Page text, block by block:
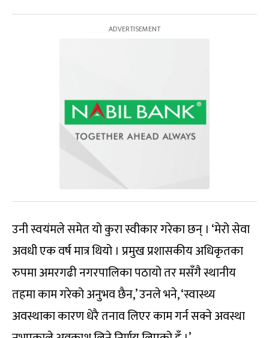
उनी स्वयंमले समेत यो कुरा स्वीकार गरेका छन् । ‘मेरो सेवा
अवधी एक वर्ष मात्र थियो । प्रमुख प्रशासकीय अधिकृतका
रुपमा अमरगढी नगरपालिका पठायो तर मसँगै स्थानीय
तहमा काम गरेको अनुभव छैन,’ उनले भने, ‘स्वास्थ्य
अवस्थाका कारण धेरै तनाव लिएर काम गर्न सक्ने अवस्था